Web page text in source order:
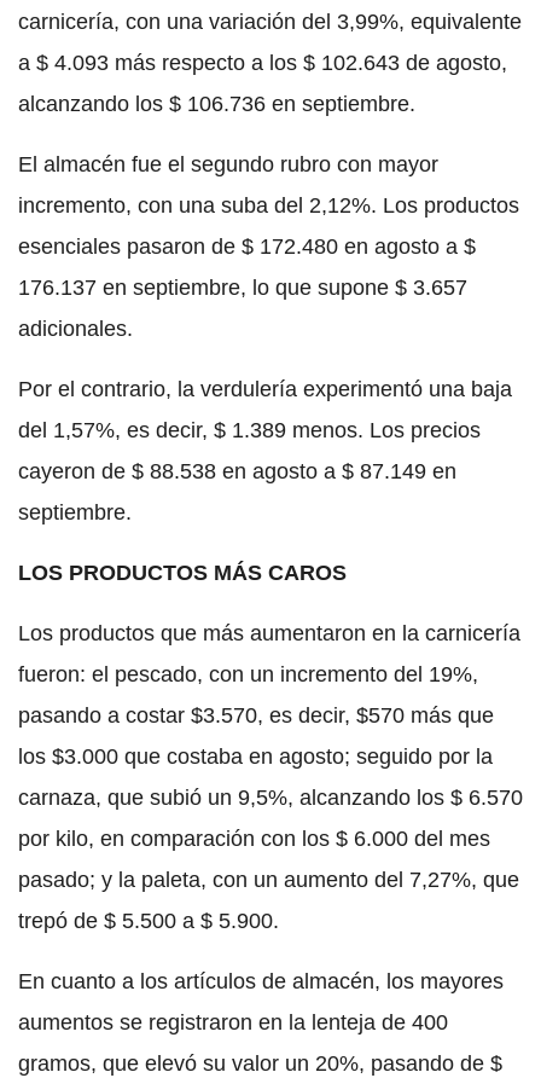
carnicería, con una variación del 3,99%, equivalente
a $ 4.093 más respecto a los $ 102.643 de agosto,
alcanzando los $ 106.736 en septiembre.
El almacén fue el segundo rubro con mayor
incremento, con una suba del 2,12%. Los productos
esenciales pasaron de $ 172.480 en agosto a $
176.137 en septiembre, lo que supone $ 3.657
adicionales.
Por el contrario, la verdulería experimentó una baja
del 1,57%, es decir, $ 1.389 menos. Los precios
cayeron de $ 88.538 en agosto a $ 87.149 en
septiembre.
LOS PRODUCTOS MÁS CAROS
Los productos que más aumentaron en la carnicería
fueron: el pescado, con un incremento del 19%,
pasando a costar $3.570, es decir, $570 más que
los $3.000 que costaba en agosto; seguido por la
carnaza, que subió un 9,5%, alcanzando los $ 6.570
por kilo, en comparación con los $ 6.000 del mes
pasado; y la paleta, con un aumento del 7,27%, que
trepó de $ 5.500 a $ 5.900.
En cuanto a los artículos de almacén, los mayores
aumentos se registraron en la lenteja de 400
gramos, que elevó su valor un 20%, pasando de $